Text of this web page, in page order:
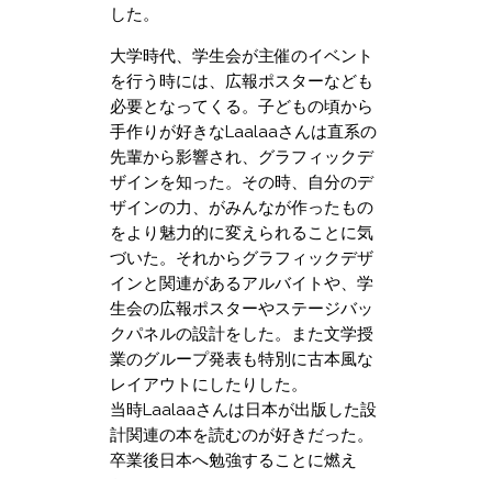
した。
大学時代、学生会が主催のイベント
を行う時には、広報ポスターなども
必要となってくる。子どもの頃から
手作りが好きなLaalaaさんは直系の
先輩から影響され、グラフィックデ
ザインを知った。その時、自分のデ
ザインの力、がみんなが作ったもの
をより魅力的に変えられることに気
づいた。それからグラフィックデザ
インと関連があるアルバイトや、学
生会の広報ポスターやステージバッ
クパネルの設計をした。また文学授
業のグループ発表も特別に古本風な
レイアウトにしたりした。
当時Laalaaさんは日本が出版した設
計関連の本を読むのが好きだった。
卒業後日本へ勉強することに燃え